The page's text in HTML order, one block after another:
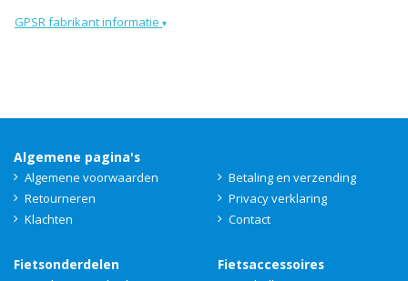
GPSR fabrikant informatie ▾
Algemene pagina's
Algemene voorwaarden
Betaling en verzending
Retourneren
Privacy verklaring
Klachten
Contact
Fietsonderdelen Fietsaccessoires